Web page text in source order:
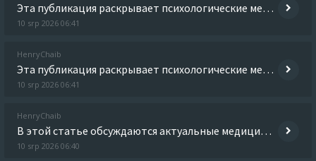
Эта публикация раскрывает психологические механизмы зависимости и их роль в развитии расстройств. Читатель узнает о том,
10 srp 2026 06:41
HenryChaib
Эта публикация раскрывает психологические механизмы зависимости и их роль в развитии расстройств. Читатель узнает о том,
10 srp 2026 06:41
HenryChaib
В этой статье обсуждаются актуальные медицинские вопросы, которые волнуют общество. Мы обращаем внимание на проблемы, ка
10 srp 2026 06:40